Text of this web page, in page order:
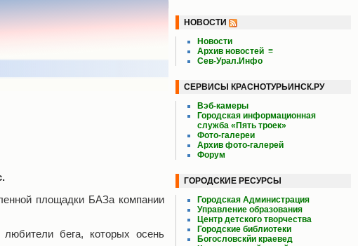
площадки БАЗа компании
бега, которых осень
НОВОСТИ
Новости
Архив новостей ≡
Сев-Урал.Инфо
СЕРВИСЫ КРАСНОТУРЬИНСК.РУ
Вэб-камеры
Городская информационная
служба «Пять троек»
Фото-галереи
Архив фото-галерей
Форум
ГОРОДСКИЕ РЕСУРСЫ
Городская Администрация
Управление образования
Центр детского творчества
Городские библиотеки
Богословскйи краевед